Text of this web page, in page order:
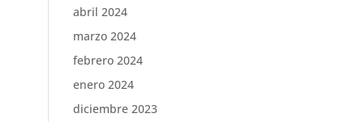
abril 2024
marzo 2024
febrero 2024
enero 2024
diciembre 2023